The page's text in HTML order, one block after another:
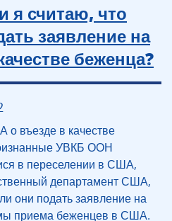
я считаю, что
заявление на
беженца?
въезде в качестве
УВКБ ООН
в переселении в США,
департамент США,
они подать заявление на
приема беженцев в США.